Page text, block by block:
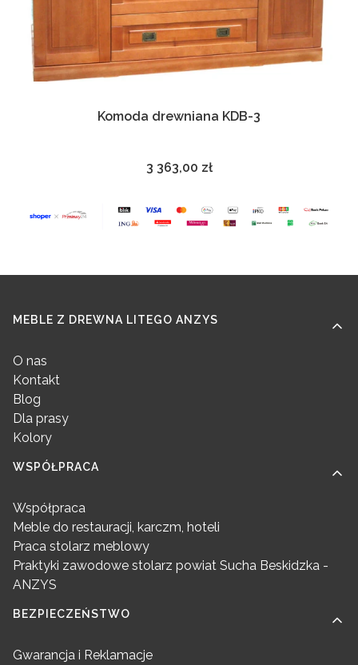
Komoda drewniana KDB-3
Cena
3 363,00 zł
Linki w stopce
MEBLE Z DREWNA LITEGO ANZYS
O nas
Kontakt
Blog
Dla prasy
Kolory
WSPÓŁPRACA
Współpraca
Meble do restauracji, karczm, hoteli
Praca stolarz meblowy
Praktyki zawodowe stolarz powiat Sucha Beskidzka -
ANZYS
BEZPIECZEŃSTWO
Gwarancja i Reklamacje